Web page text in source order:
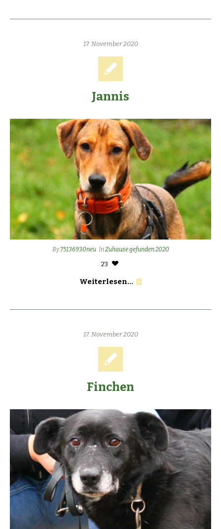
17. November 2020
Jannis
By75136930neu InZuhause gefunden 2020
23
Weiterlesen...
17. November 2020
Finchen